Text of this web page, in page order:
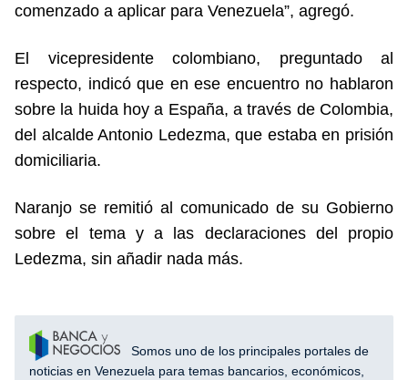
comenzado a aplicar para Venezuela”, agregó.
El vicepresidente colombiano, preguntado al
respecto, indicó que en ese encuentro no hablaron
sobre la huida hoy a España, a través de Colombia,
del alcalde Antonio Ledezma, que estaba en prisión
domiciliaria.
Naranjo se remitió al comunicado de su Gobierno
sobre el tema y a las declaraciones del propio
Ledezma, sin añadir nada más.
Somos uno de los principales portales de
noticias en Venezuela para temas bancarios, económicos,